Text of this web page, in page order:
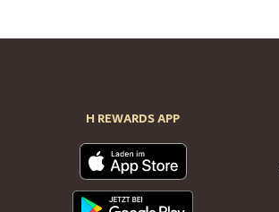
H REWARDS APP